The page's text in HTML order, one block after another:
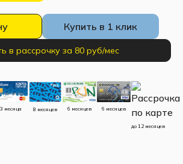
Купить в 1 клик
в рассрочку за 80 руб/мес
3 месяца 8 месяцев 6 месяцев 6 месяцев
до 12 месяцев